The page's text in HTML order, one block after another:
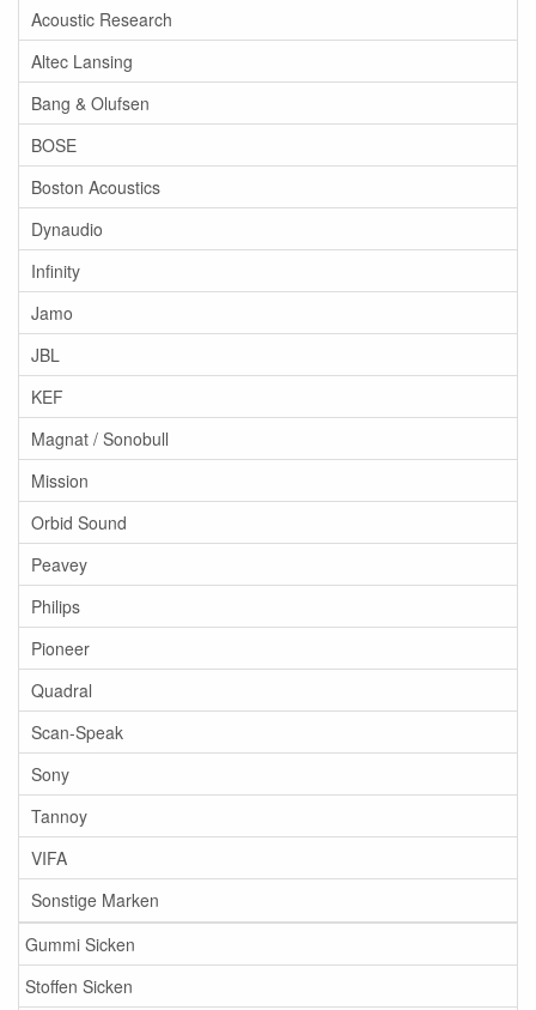
Acoustic Research
Altec Lansing
Bang & Olufsen
BOSE
Boston Acoustics
Dynaudio
Infinity
Jamo
JBL
KEF
Magnat / Sonobull
Mission
Orbid Sound
Peavey
Philips
Pioneer
Quadral
Scan-Speak
Sony
Tannoy
VIFA
Sonstige Marken
Gummi Sicken
Stoffen Sicken